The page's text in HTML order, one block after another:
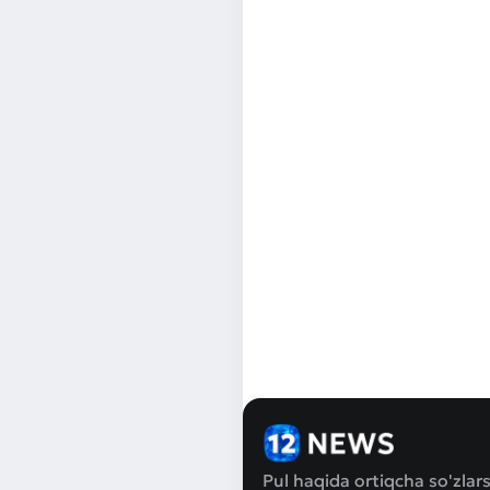
Pul haqida ortiqcha